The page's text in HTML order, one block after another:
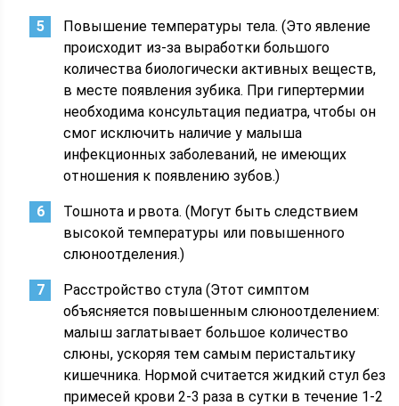
Повышение температуры тела. (Это явление
происходит из-за выработки большого
количества биологически активных веществ,
в месте появления зубика. При гипертермии
необходима консультация педиатра, чтобы он
смог исключить наличие у малыша
инфекционных заболеваний, не имеющих
отношения к появлению зубов.)
Тошнота и рвота. (Могут быть следствием
высокой температуры или повышенного
слюноотделения.)
Расстройство стула (Этот симптом
объясняется повышенным слюноотделением:
малыш заглатывает большое количество
слюны, ускоряя тем самым перистальтику
кишечника. Нормой считается жидкий стул без
примесей крови 2-3 раза в сутки в течение 1-2